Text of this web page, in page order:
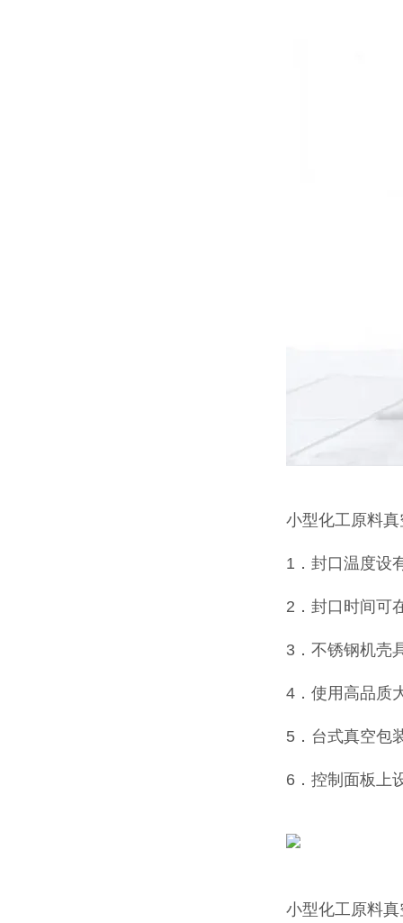
小型化工原料
1．封口温度设
2．封口时间可
3．不锈钢机壳
4．使用高品质
5．台式真空包
6．控制面板上
小型化工原料